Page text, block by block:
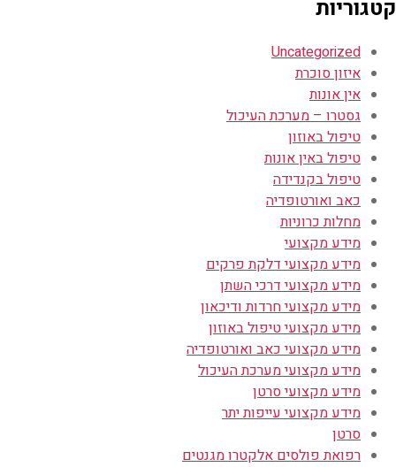
קטגוריות
Uncategorized
איזון סוכרת
אין אונות
גסטרו – מערכת העיכול
טיפול באוזון
טיפול באין אונות
טיפול בקנדידה
כאב ואורטופדיה
מחלות כרוניות
מידע מקצועי
מידע מקצועי דלקת פרקים
מידע מקצועי דרכי השתן
מידע מקצועי חרדות ודיכאון
מידע מקצועי טיפול באוזון
מידע מקצועי כאב ואורטופדיה
מידע מקצועי מערכת העיכול
מידע מקצועי סרטן
מידע מקצועי עייפות יתר
סרטן
רפואת פולסים אלקטרו מגנטים